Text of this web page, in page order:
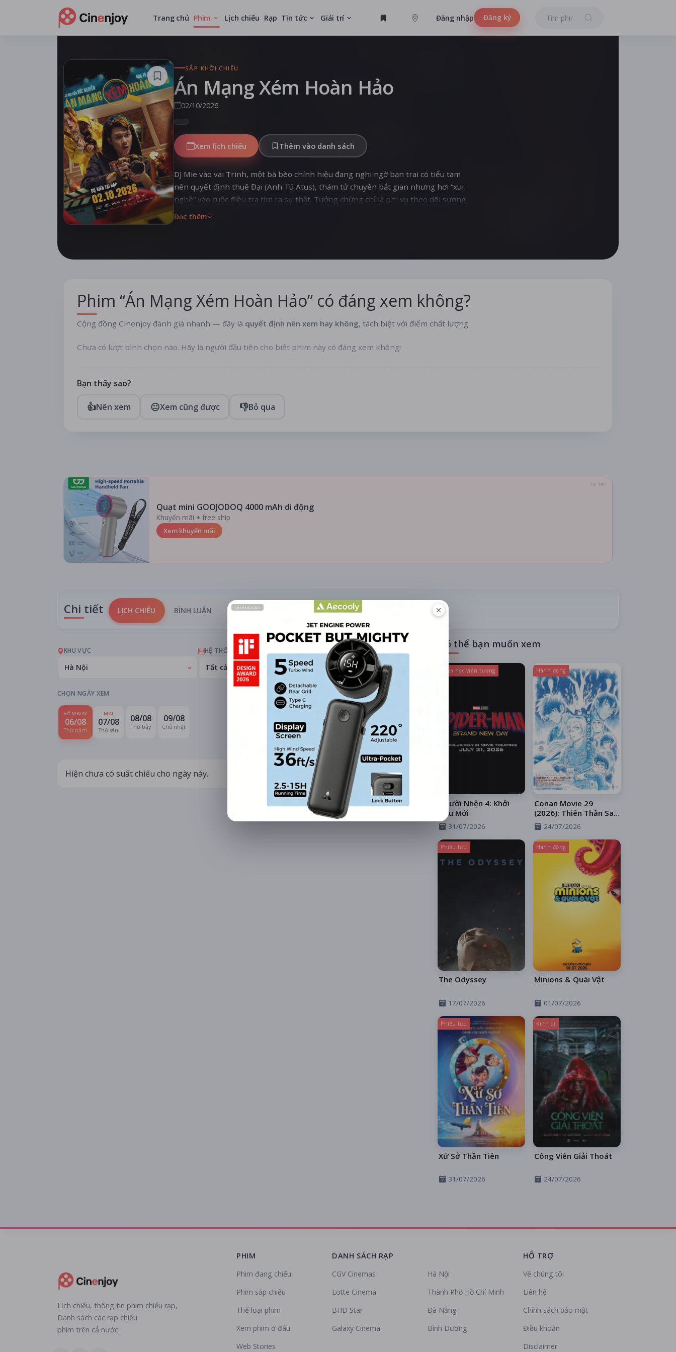
Trang chủ Phim Lịch chiếu Rạp Tin tức Giải trí Đăng nhập Đăng ký
SẮP KHỞI CHIẾU
Án Mạng Xém Hoàn Hảo
02/10/2026
Xem lịch chiếu Thêm vào danh sách
DJ Mie vào vai Trinh, một bà bèo chính hiệu đang nghi ngờ bạn trai có tiểu tam
nên quyết định thuê Đại (Anh Tú Atus), thám tử chuyên bắt gian nhưng hơi “xui
nghề” vào cuộc điều tra tìm ra sự thật. Tưởng chừng chỉ là phi vụ theo dõi sương
sương, ai ngờ càng lần theo manh mối, cả hai càng bị kéo vào nhiệm vụ hệ thống
khó nhằn và loạt tình huống éo le dở khóc dở cười
Đọc thêm
Phim “Án Mạng Xém Hoàn Hảo” có đáng xem không?
Cộng đồng Cinenjoy đánh giá nhanh — đây là quyết định nên xem hay không, tách biệt với điểm chất lượng.
Chưa có lượt bình chọn nào. Hãy là người đầu tiên cho biết phim này có đáng xem không!
Bạn thấy sao?
👍Nên xem 😐Xem cũng được 👎Bỏ qua
TÀI TRỢ
Quạt mini GOOJODOQ 4000 mAh di động
Khuyến mãi + free ship
Xem khuyến mãi
Chi tiết LỊCH CHIẾU BÌNH LUẬN ĐÁNH GIÁ
KHU VỰC
Hà Nội
HỆ THỐNG RẠP
Tất cả hệ thống
CHỌN NGÀY XEM
HÔM NAY
06/08
Thứ năm
MAI
07/08
Thứ sáu
08/08
Thứ bảy
09/08
Chủ nhật
Hiện chưa có suất chiếu cho ngày này.
Có thể bạn muốn xem
Khoa học viễn tưởng
Người Nhện 4: Khởi
Đầu Mới
31/07/2026
Hành động
Conan Movie 29
(2026): Thiên Thần Sa
Ngã Trên Xa Lộ
24/07/2026
Phiêu lưu
The Odyssey
17/07/2026
Hành động
Minions & Quái Vật
01/07/2026
Phiêu lưu
Xứ Sở Thần Tiên
31/07/2026
Kinh dị
Công Viên Giải Thoát
24/07/2026
Lịch chiếu, thông tin phim chiếu rạp,
Danh sách các rạp chiếu
phim trên cả nước.
DANH SÁCH RẠP
CGV Cinemas
Lotte Cinema
BHD Star
Galaxy Cinema
Hà Nội
Thành Phố Hồ Chí Minh
Đà Nẵng
Bình Dương
HỖ TRỢ
Về chúng tôi
Liên hệ
Chính sách bảo mật
Điều khoản
Disclaimer
PHIM
Phim đang chiếu
Phim sắp chiếu
Thể loại phim
Xem phim ở đâu
Web Stories